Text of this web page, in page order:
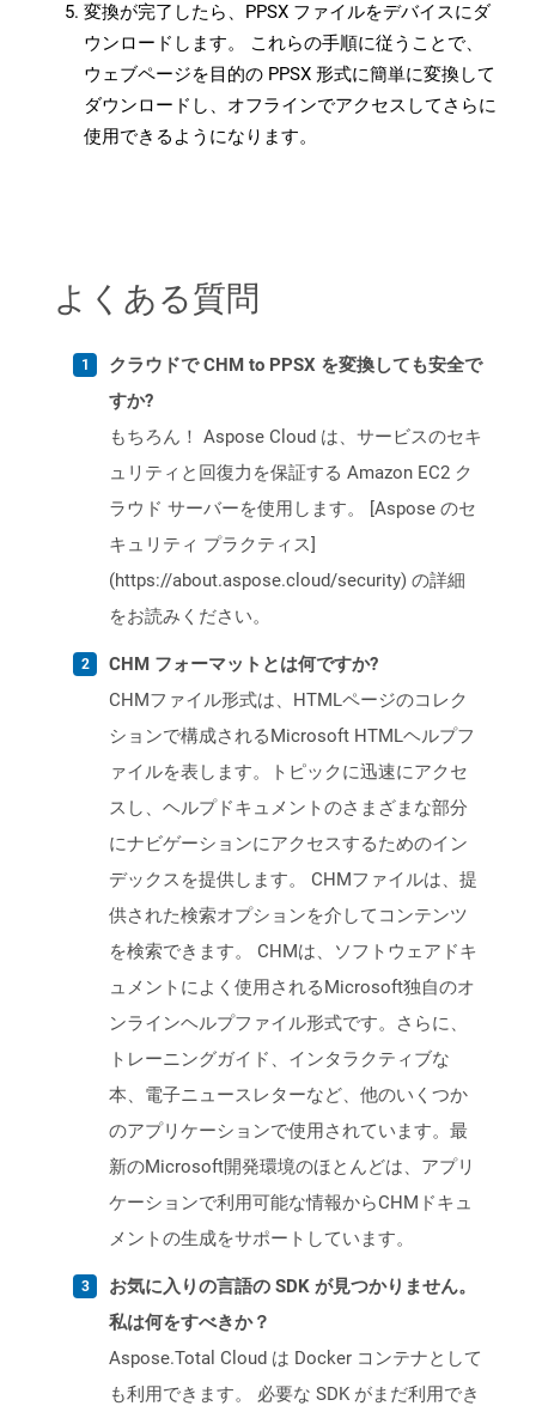
変換が完了したら、PPSX ファイルをデバイスにダ
ウンロードします。 これらの手順に従うことで、
ウェブページを目的の PPSX 形式に簡単に変換して
ダウンロードし、オフラインでアクセスしてさらに
使用できるようになります。
よくある質問
クラウドで CHM to PPSX を変換しても安全で
すか?
もちろん！ Aspose Cloud は、サービスのセキ
ュリティと回復力を保証する Amazon EC2 ク
ラウド サーバーを使用します。 [Aspose のセ
キュリティ プラクティス]
(https://about.aspose.cloud/security) の詳細
をお読みください。
CHM フォーマットとは何ですか?
CHMファイル形式は、HTMLページのコレク
ションで構成されるMicrosoft HTMLヘルプフ
ァイルを表します。トピックに迅速にアクセ
スし、ヘルプドキュメントのさまざまな部分
にナビゲーションにアクセスするためのイン
デックスを提供します。 CHMファイルは、提
供された検索オプションを介してコンテンツ
を検索できます。 CHMは、ソフトウェアドキ
ュメントによく使用されるMicrosoft独自のオ
ンラインヘルプファイル形式です。さらに、
トレーニングガイド、インタラクティブな
本、電子ニュースレターなど、他のいくつか
のアプリケーションで使用されています。最
新のMicrosoft開発環境のほとんどは、アプリ
ケーションで利用可能な情報からCHMドキュ
メントの生成をサポートしています。
お気に入りの言語の SDK が見つかりません。
私は何をすべきか？
Aspose.Total Cloud は Docker コンテナとして
も利用できます。 必要な SDK がまだ利用でき